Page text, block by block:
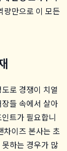
량만으로 이 모든
로 경쟁이 치열
들 속에서 살아
트가 필요합니
차이즈 본사는 초
하는 경우가 많